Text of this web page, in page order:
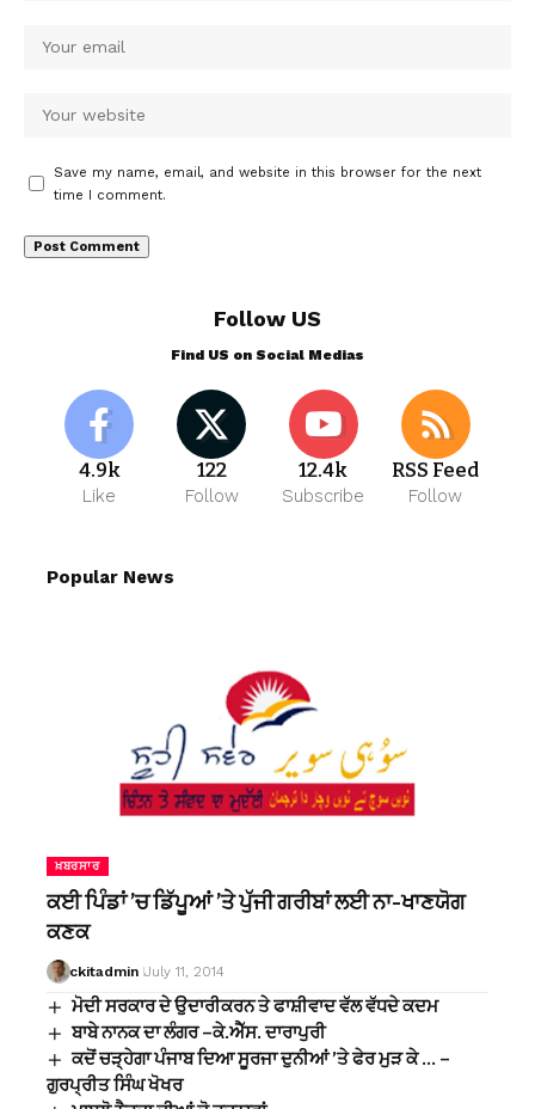
Save my name, email, and website in this browser for the next
time I comment.
Follow US
Find US on Social Medias
4.9k
Like
122
Follow
12.4k
Subscribe
RSS Feed
Follow
Popular News
ਖ਼ਬਰਸਾਰ
ਕਈ ਪਿੰਡਾਂ ’ਚ ਡਿੱਪੂਆਂ ’ਤੇ ਪੁੱਜੀ ਗਰੀਬਾਂ ਲਈ ਨਾ-ਖਾਣਯੋਗ
ਕਣਕ
ckitadmin July 11, 2014
ਮੋਦੀ ਸਰਕਾਰ ਦੇ ਉਦਾਰੀਕਰਨ ਤੇ ਫਾਸ਼ੀਵਾਦ ਵੱਲ ਵੱਧਦੇ ਕਦਮ
ਬਾਬੇ ਨਾਨਕ ਦਾ ਲੰਗਰ –ਕੇ.ਐੱਸ. ਦਾਰਾਪੁਰੀ
ਕਦੋਂ ਚੜ੍ਹੇਗਾ ਪੰਜਾਬ ਦਿਆ ਸੂਰਜਾ ਦੁਨੀਆਂ ’ਤੇ ਫੇਰ ਮੁੜ ਕੇ … –
ਗੁਰਪ੍ਰੀਤ ਸਿੰਘ ਖੋਖਰ